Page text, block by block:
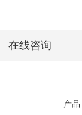
在线咨询
产品